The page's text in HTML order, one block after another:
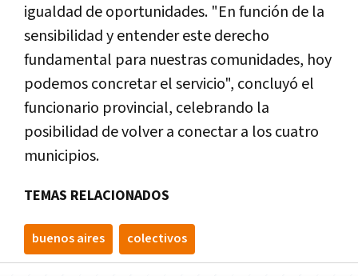
igualdad de oportunidades. "En función de la
sensibilidad y entender este derecho
fundamental para nuestras comunidades, hoy
podemos concretar el servicio", concluyó el
funcionario provincial, celebrando la
posibilidad de volver a conectar a los cuatro
municipios.
TEMAS RELACIONADOS
buenos aires colectivos